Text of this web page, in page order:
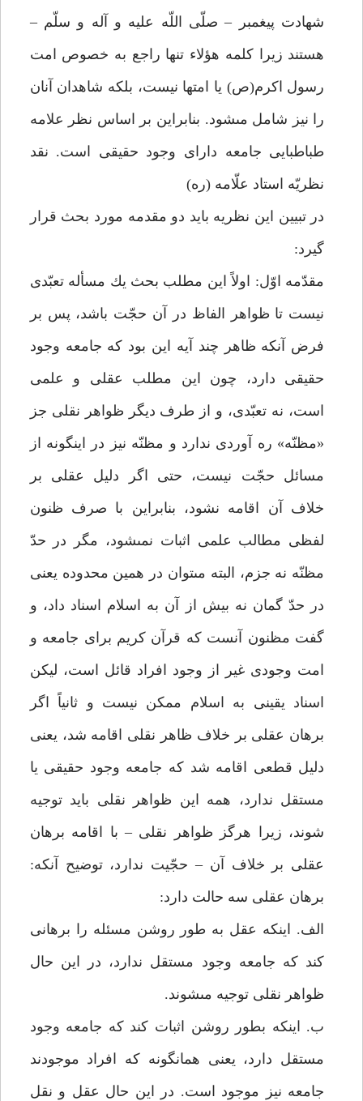
شهادت پيغمبر – صلّى اللّه عليه و آله و سلّم –
هستند زيرا كلمه هؤلاء تنها راجع به خصوص امت
رسول اكرم(ص) يا امت‏ها نيست، بلكه شاهدان آنان
را نيز شامل مى‏شود. بنابراين بر اساس نظر علامه
طباطبايى جامعه داراى وجود حقيقى است. نقد
نظريّه استاد علّامه (ره)
در تبيين اين نظريه بايد دو مقدمه مورد بحث قرار
گيرد:
مقدّمه اوّل: اولاً اين مطلب بحث يك مسأله تعبّدى
نيست تا ظواهر الفاظ در آن حجّت باشد، پس بر
فرض آنكه ظاهر چند آيه اين بود كه جامعه وجود
حقيقى دارد، چون اين مطلب عقلى و علمى
است، نه تعبّدى، و از طرف ديگر ظواهر نقلى جز
«مظنّه» ره آوردى ندارد و مظنّه نيز در اينگونه از
مسائل حجّت نيست، حتى اگر دليل عقلى بر
خلاف آن اقامه نشود، بنابراين با صرف ظنون
لفظى مطالب علمى اثبات نمى‏شود، مگر در حدّ
مظنّه نه جزم، البته مى‏توان در همين محدوده يعنى
در حدّ گمان نه بيش از آن به اسلام اسناد داد، و
گفت مظنون آنست كه قرآن كريم براى جامعه و
امت وجودى غير از وجود افراد قائل است، ليكن
اسناد يقينى به اسلام ممكن نيست و ثانياً اگر
برهان عقلى بر خلاف ظاهر نقلى اقامه شد، يعنى
دليل قطعى اقامه شد كه جامعه وجود حقيقى يا
مستقل ندارد، همه اين ظواهر نقلى بايد توجيه
شوند، زيرا هرگز ظواهر نقلى – با اقامه برهان
عقلى بر خلاف آن – حجّيت ندارد، توضيح آنكه:
برهان عقلى سه حالت دارد:
الف. اينكه عقل به طور روشن مسئله را برهانى
كند كه جامعه وجود مستقل ندارد، در اين حال
ظواهر نقلى توجيه مى‏شوند.
ب. اينكه بطور روشن اثبات كند كه جامعه وجود
مستقل دارد، يعنى همانگونه كه افراد موجودند
جامعه نيز موجود است. در اين حال عقل و نقل